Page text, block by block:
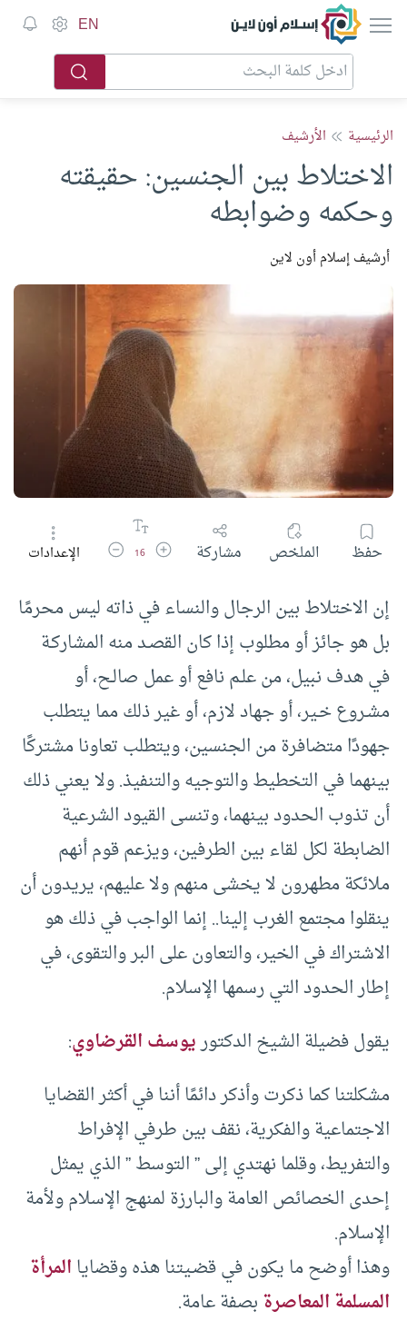
إسلام أون لاين EN
الرئيسية الأرشيف
الاختلاط بين الجنسين: حقيقته
وحكمه وضوابطه
أرشيف إسلام أون لاين
حفظ الملخص مشاركة زيادة حجم الخط
16 تقليل حجم الخط
الإعدادات
إن الاختلاط بين الرجال والنساء في ذاته ليس محرمًا
بل هو جائز أو مطلوب إذا كان القصـد منه المشاركـة
في هدف نبيل، من علـم نافع أو عمل صالـح، أو
مشـروع خـير، أو جهاد لازم، أو غير ذلك مما يتطلب
جهودًا متضافرة من الجنسين، ويتطلب تعاونا مشتركًا
بينهما في التخطيط والتوجيه والتنفيذ. ولا يعني ذلك
أن تذوب الحدود بينهما، وتنسى القيود الشرعية
الضابطة لكل لقاء بين الطرفين، ويزعم قوم أنهم
ملائكة مطهرون لا يخشى منهم ولا عليهم، يريدون أن
ينقلوا مجتمع الغرب إلينا.. إنما الواجب في ذلك هو
الاشتراك في الخير، والتعاون على البر والتقوى، في
إطار الحدود التي رسمها الإسلام.
يقول فضيلة الشيخ الدكتوريوسف القرضاوي:
مشكلتنا كما ذكرت وأذكر دائمًا أننا في أكثر القضايا
الاجتماعية والفكرية، نقف بين طرفي الإفراط
والتفريط، وقلما نهتدي إلى ” التوسط ” الذي يمثل
إحدى الخصائص العامة والبارزة لمنهج الإسلام ولأمة
الإسلام.
وهذا أوضح ما يكون في قضـيتنا هذه وقضاياالمرأة
المسلمة المعاصرةبصفة عامة.